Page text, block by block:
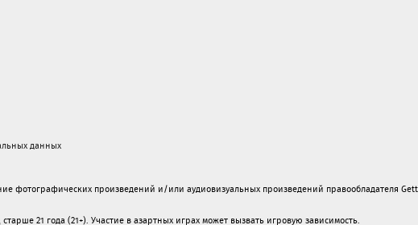
данных
фотографических произведений и/или аудиовизуальных произведений правообладателя
21 года (21+). Участие в азартных играх может вызвать игровую зависимость.